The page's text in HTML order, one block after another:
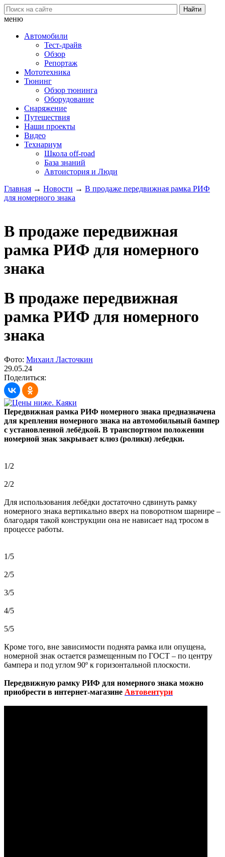
меню
Автомобили
Тест-драйв
Обзор
Репортаж
Мототехника
Тюнинг
Обзор тюнинга
Оборудование
Снаряжение
Путешествия
Наши проекты
Видео
Технариум
Школа off-road
База знаний
Автоистория и Люди
Главная → Новости → В продаже передвижная рамка РИФ
для номерного знака
В продаже передвижная
рамка РИФ для номерного
знака
В продаже передвижная
рамка РИФ для номерного
знака
Фото: Михаил Ласточкин
29.05.24
Поделиться:
Передвижная рамка РИФ номерного знака предназначена
для крепления номерного знака на автомобильный бампер
с установленной лебёдкой. В транспортном положении
номерной знак закрывает клюз (ролики) лебедки.
1/2
2/2
Для использования лебёдки достаточно сдвинуть рамку
номерного знака вертикально вверх на поворотном шарнире –
благодаря такой конструкции она не нависает над тросом в
процессе работы.
1/5
2/5
3/5
4/5
5/5
Кроме того, вне зависимости поднята рамка или опущена,
номерной знак остается размещенным по ГОСТ – по центру
бампера и под углом 90º к горизонтальной плоскости.
Передвижную рамку РИФ для номерного знака можно
приобрести в интернет-магазине Автовентури